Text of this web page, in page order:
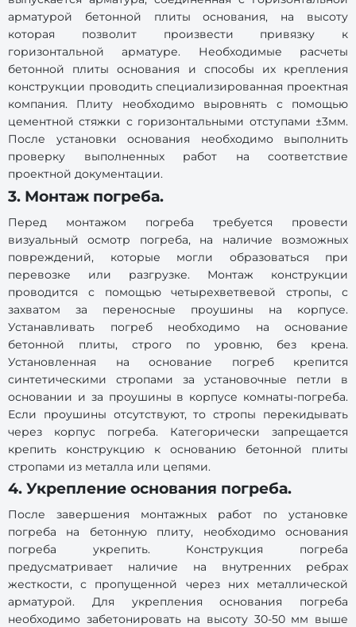
арматурой бетонной плиты основания, на высоту
которая позволит произвести привязку к
горизонтальной арматуре. Необходимые расчеты
бетонной плиты основания и способы их крепления
конструкции проводить специализированная проектная
компания. Плиту необходимо выровнять с помощью
цементной стяжки с горизонтальными отступами ±3мм.
После установки основания необходимо выполнить
проверку выполненных работ на соответствие
проектной документации.
3. Монтаж погреба.
Перед монтажом погреба требуется провести
визуальный осмотр погреба, на наличие возможных
повреждений, которые могли образоваться при
перевозке или разгрузке. Монтаж конструкции
проводится с помощью четырехветвевой стропы, с
захватом за переносные проушины на корпусе.
Устанавливать погреб необходимо на основание
бетонной плиты, строго по уровню, без крена.
Установленная на основание погреб крепится
синтетическими стропами за установочные петли в
основании и за проушины в корпусе комнаты-погреба.
Если проушины отсутствуют, то стропы перекидывать
через корпус погреба. Категорически запрещается
крепить конструкцию к основанию бетонной плиты
стропами из металла или цепями.
4. Укрепление основания погреба.
После завершения монтажных работ по установке
погреба на бетонную плиту, необходимо основания
погреба укрепить. Конструкция погреба
предусматривает наличие на внутренних ребрах
жесткости, с пропущенной через них металлической
арматурой. Для укрепления основания погреба
необходимо забетонировать на высоту 30-50 мм выше